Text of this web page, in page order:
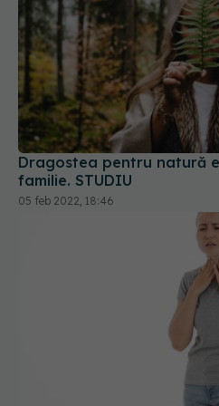
Dragostea pentru natură
familie. STUDIU
05 feb 2022, 18:46